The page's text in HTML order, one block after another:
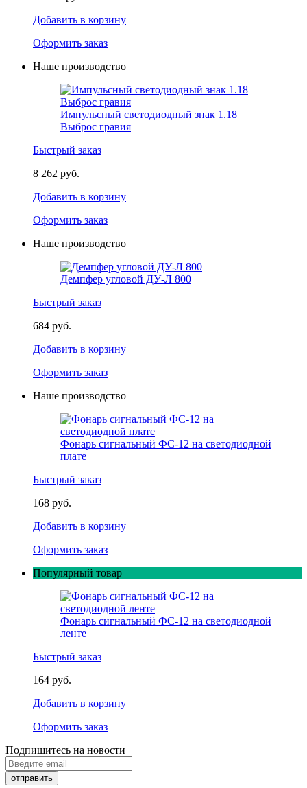
Добавить в корзину
Оформить заказ
Наше производство
Импульсный светодиодный знак 1.18
Выброс гравия
Быстрый заказ
8 262 руб.
Добавить в корзину
Оформить заказ
Наше производство
Демпфер угловой ДУ-Л 800
Быстрый заказ
684 руб.
Добавить в корзину
Оформить заказ
Наше производство
Фонарь сигнальный ФС-12 на светодиодной
плате
Быстрый заказ
168 руб.
Добавить в корзину
Оформить заказ
Популярный товар
Фонарь сигнальный ФС-12 на светодиодной
ленте
Быстрый заказ
164 руб.
Добавить в корзину
Оформить заказ
Подпишитесь на новости